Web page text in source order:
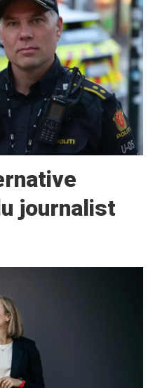
journalist